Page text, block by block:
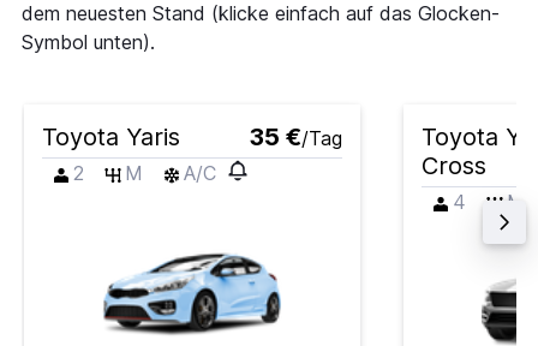
dem neuesten Stand (klicke einfach auf das Glocken-
Symbol unten).
Toyota Yaris 35 €/Tag
2
M A/C
Toyota
Cross
4 M